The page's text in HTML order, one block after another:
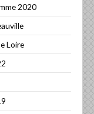
2020
Loire